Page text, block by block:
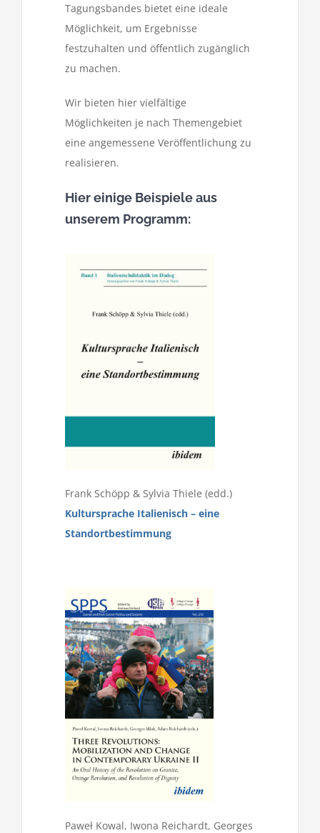
Tagungsbandes bietet eine ideale
Möglichkeit, um Ergebnisse
festzuhalten und öffentlich zugänglich
zu machen.
Wir bieten hier vielfältige
Möglichkeiten je nach Themengebiet
eine angemessene Veröffentlichung zu
realisieren.
Hier einige Beispiele aus
unserem Programm:
Frank Schöpp & Sylvia Thiele (edd.)
Kultursprache Italienisch – eine
Standortbestimmung
Paweł Kowal, Iwona Reichardt, Georges